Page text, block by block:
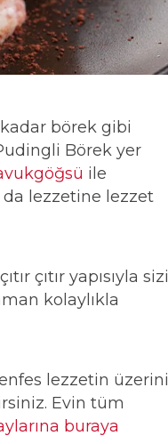
börek gibi
Börek yer
ile
da lezzetine lezzet
çıtır yapısıyla sizi
kolaylıkla
lezzetin üzerini
Evin tüm
buraya